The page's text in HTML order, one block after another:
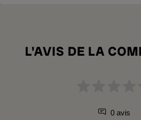
L'AVIS DE LA
0 avis